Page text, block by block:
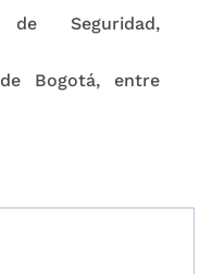
Seguridad,
Bogotá, entre